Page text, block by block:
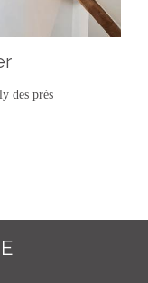
des prés